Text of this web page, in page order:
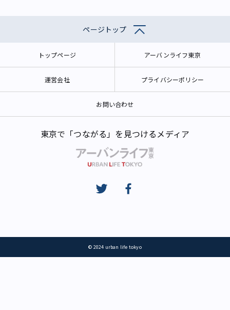
ページトップ
トップページ アーバンライフ東京
運営会社 プライバシーポリシー
お問い合わせ
東京で「つながる」を見つけるメディア
© 2024 urban life tokyo